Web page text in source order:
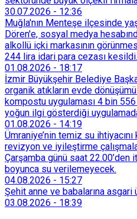
İstanbul’dan devlet destekli
Trakya’daki OSB’lere
küçük ölçekli üretim merkezleri
Sultançiftliği, Esenyurt,
ilçelere yöneldi.
30.07.2026 - 12:36
Muğla'nın Menteşe ilçesinde
Dören'e, sosyal medya
alkollü içki markasının
244 lira idari para cezası kesildi.
taşımadığını savunan Dören,
başvurdu.
01.08.2026 - 18:17
İzmir Büyükşehir Belediye
organik atıkların evde
kompostu uygulaması 4 bin
yoğun ilgi gösterdiği
Tarımsal Hizmetler Dairesi
128 bokaşi kompost eğitimi
sürdürülebilir atık yönetimi
01.08.2026 - 14:19
Ümraniye’nin temiz su
revizyon ve iyileştirme
Çarşamba günü saat
boyunca su verilemeyecek.
04.08.2026 - 15:27
Şehit anne ve babalarına asgari
03.08.2026 - 18:39